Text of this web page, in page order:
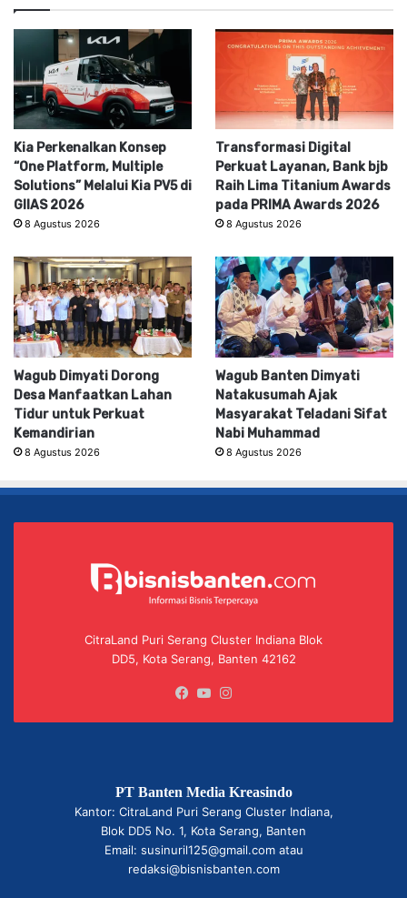
Kia Perkenalkan Konsep
“One Platform, Multiple
Solutions” Melalui Kia PV5 di
GIIAS 2026
8 Agustus 2026
Transformasi Digital
Perkuat Layanan, Bank bjb
Raih Lima Titanium Awards
pada PRIMA Awards 2026
8 Agustus 2026
Wagub Dimyati Dorong
Desa Manfaatkan Lahan
Tidur untuk Perkuat
Kemandirian
8 Agustus 2026
Wagub Banten Dimyati
Natakusumah Ajak
Masyarakat Teladani Sifat
Nabi Muhammad
8 Agustus 2026
CitraLand Puri Serang Cluster Indiana Blok
DD5, Kota Serang, Banten 42162
Facebook
YouTube
PT Banten Media Kreasindo
Kantor: CitraLand Puri Serang Cluster Indiana,
Blok DD5 No. 1, Kota Serang, Banten
Email: susinuril125@gmail.com atau
redaksi@bisnisbanten.com